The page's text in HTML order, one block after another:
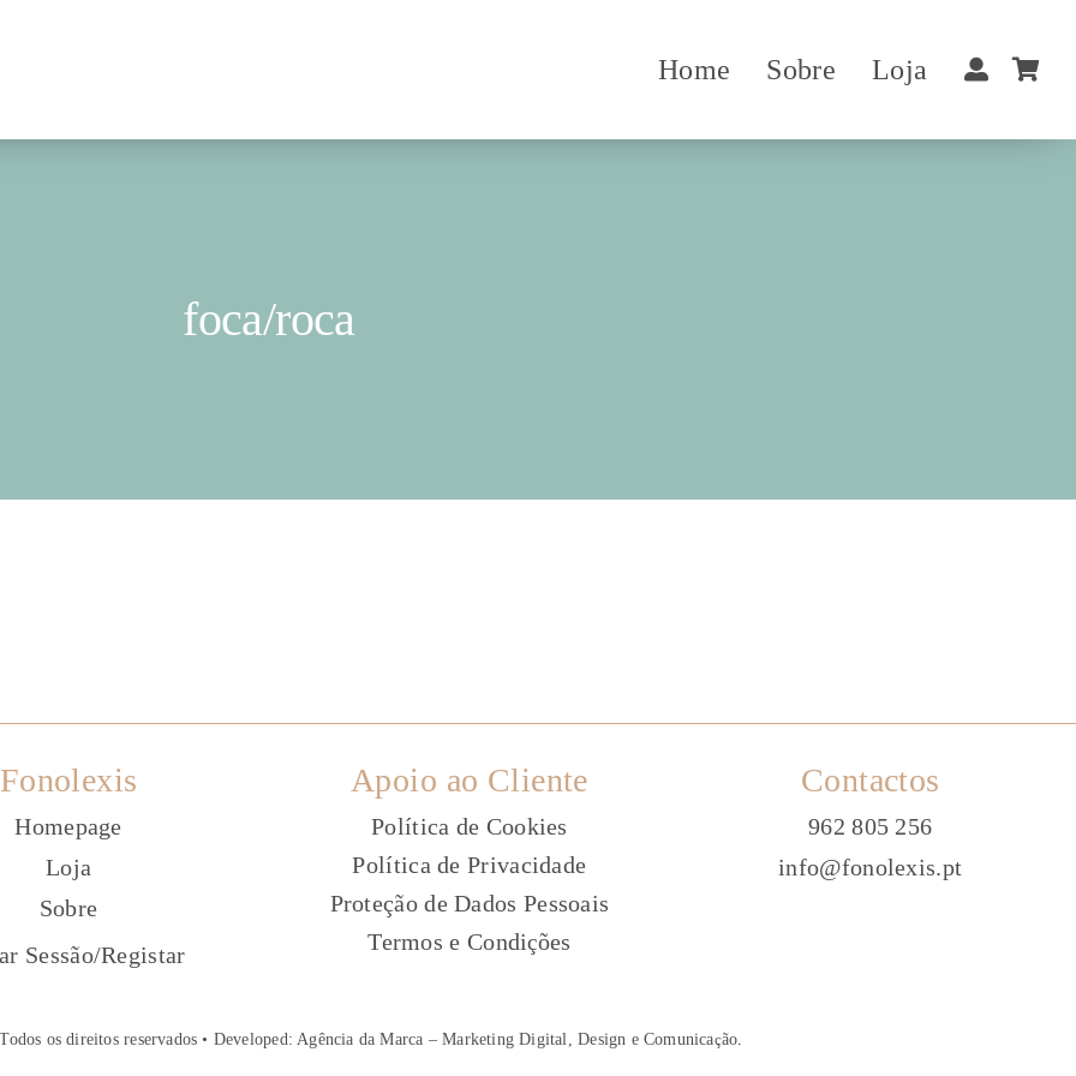
Home Sobre Loja
foca/roca
Fonolexis
Homepage
Loja
Sobre
Sessão/Registar
Apoio ao Cliente
Política de Cookies
Política de Privacidade
Proteção de Dados Pessoais
Termos e Condições
Contactos
962 805 256
info@fonolexis.pt
os direitos reservados • Developed:Agência da Marca – Marketing Digital, Design e Comunicação.